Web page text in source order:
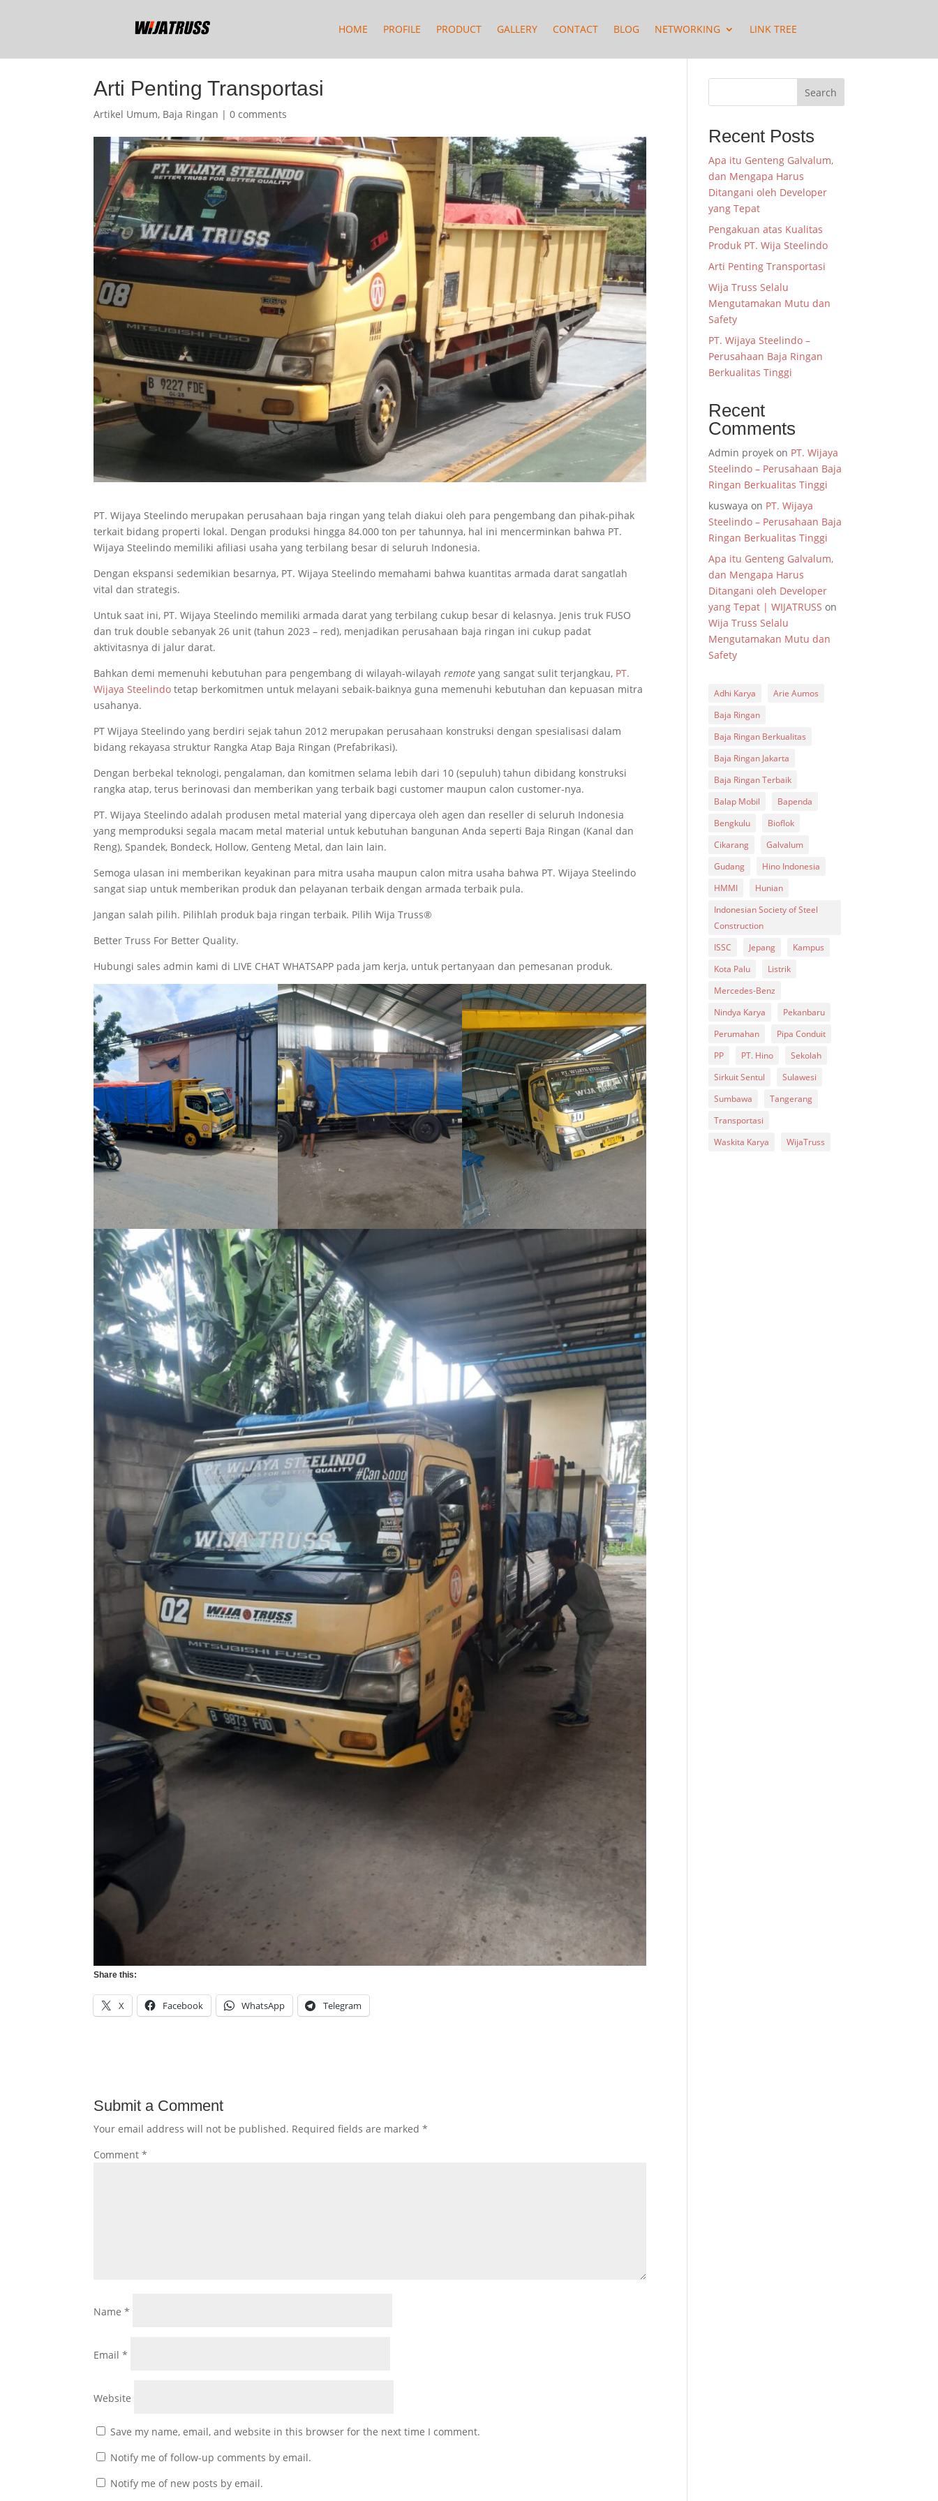
HOME PROFILE PRODUCT GALLERY CONTACT BLOG NETWORKING LINK TREE
Arti Penting Transportasi
Artikel Umum, Baja Ringan |0 comments
PT. Wijaya Steelindo merupakan perusahaan baja ringan yang telah diakui oleh para pengembang dan pihak-pihak
terkait bidang properti lokal. Dengan produksi hingga 84.000 ton per tahunnya, hal ini mencerminkan bahwa PT.
Wijaya Steelindo memiliki afiliasi usaha yang terbilang besar di seluruh Indonesia.
Dengan ekspansi sedemikian besarnya, PT. Wijaya Steelindo memahami bahwa kuantitas armada darat sangatlah
vital dan strategis.
Untuk saat ini, PT. Wijaya Steelindo memiliki armada darat yang terbilang cukup besar di kelasnya. Jenis truk FUSO
dan truk double sebanyak 26 unit (tahun 2023 – red), menjadikan perusahaan baja ringan ini cukup padat
aktivitasnya di jalur darat.
Bahkan demi memenuhi kebutuhan para pengembang di wilayah-wilayahremote yang sangat sulit terjangkau, PT.
Wijaya Steelindo tetap berkomitmen untuk melayani sebaik-baiknya guna memenuhi kebutuhan dan kepuasan mitra
usahanya.
PT Wijaya Steelindo yang berdiri sejak tahun 2012 merupakan perusahaan konstruksi dengan spesialisasi dalam
bidang rekayasa struktur Rangka Atap Baja Ringan (Prefabrikasi).
Dengan berbekal teknologi, pengalaman, dan komitmen selama lebih dari 10 (sepuluh) tahun dibidang konstruksi
rangka atap, terus berinovasi dan memberikan yang terbaik bagi customer maupun calon customer-nya.
PT. Wijaya Steelindo adalah produsen metal material yang dipercaya oleh agen dan reseller di seluruh Indonesia
yang memproduksi segala macam metal material untuk kebutuhan bangunan Anda seperti Baja Ringan (Kanal dan
Reng), Spandek, Bondeck, Hollow, Genteng Metal, dan lain lain.
Semoga ulasan ini memberikan keyakinan para mitra usaha maupun calon mitra usaha bahwa PT. Wijaya Steelindo
sangat siap untuk memberikan produk dan pelayanan terbaik dengan armada terbaik pula.
Jangan salah pilih. Pilihlah produk baja ringan terbaik. Pilih Wija Truss®
Better Truss For Better Quality.
Hubungi sales admin kami di LIVE CHAT WHATSAPP pada jam kerja, untuk pertanyaan dan pemesanan produk.
Share this:
X Facebook WhatsApp Telegram
Submit a Comment
Your email address will not be published. Required fields are marked*
Comment*
Name*
Email*
Website
Save my name, email, and website in this browser for the next time I comment.
Notify me of follow-up comments by email.
Notify me of new posts by email.
Search
Recent Posts
Apa itu Genteng Galvalum,
dan Mengapa Harus
Ditangani oleh Developer
yang Tepat
Pengakuan atas Kualitas
Produk PT. Wija Steelindo
Arti Penting Transportasi
Wija Truss Selalu
Mengutamakan Mutu dan
Safety
PT. Wijaya Steelindo –
Perusahaan Baja Ringan
Berkualitas Tinggi
Recent
Comments
Admin proyek on PT. Wijaya
Steelindo – Perusahaan Baja
Ringan Berkualitas Tinggi
kuswaya on PT. Wijaya
Steelindo – Perusahaan Baja
Ringan Berkualitas Tinggi
Apa itu Genteng Galvalum,
dan Mengapa Harus
Ditangani oleh Developer
yang Tepat | WIJATRUSS on
Wija Truss Selalu
Mengutamakan Mutu dan
Safety
Adhi Karya
Arie Aumos
Baja Ringan
Baja Ringan Berkualitas
Baja Ringan Jakarta
Baja Ringan Terbaik
Balap Mobil
Bapenda
Bengkulu
Bioflok
Cikarang
Galvalum
Gudang
Hino Indonesia
HMMI
Hunian
Indonesian Society of Steel
Construction
ISSC
Jepang
Kampus
Kota Palu
Listrik
Mercedes-Benz
Nindya Karya
Pekanbaru
Perumahan
Pipa Conduit
PP
PT. Hino
Sekolah
Sirkuit Sentul
Sulawesi
Sumbawa
Tangerang
Transportasi
Waskita Karya
WijaTruss